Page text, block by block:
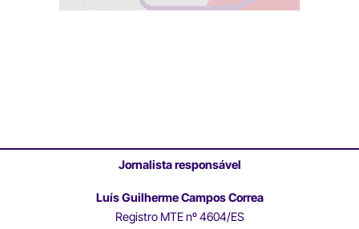
Jornalista responsável
Luís Guilherme Campos Correa
Registro MTE nº 4604/ES